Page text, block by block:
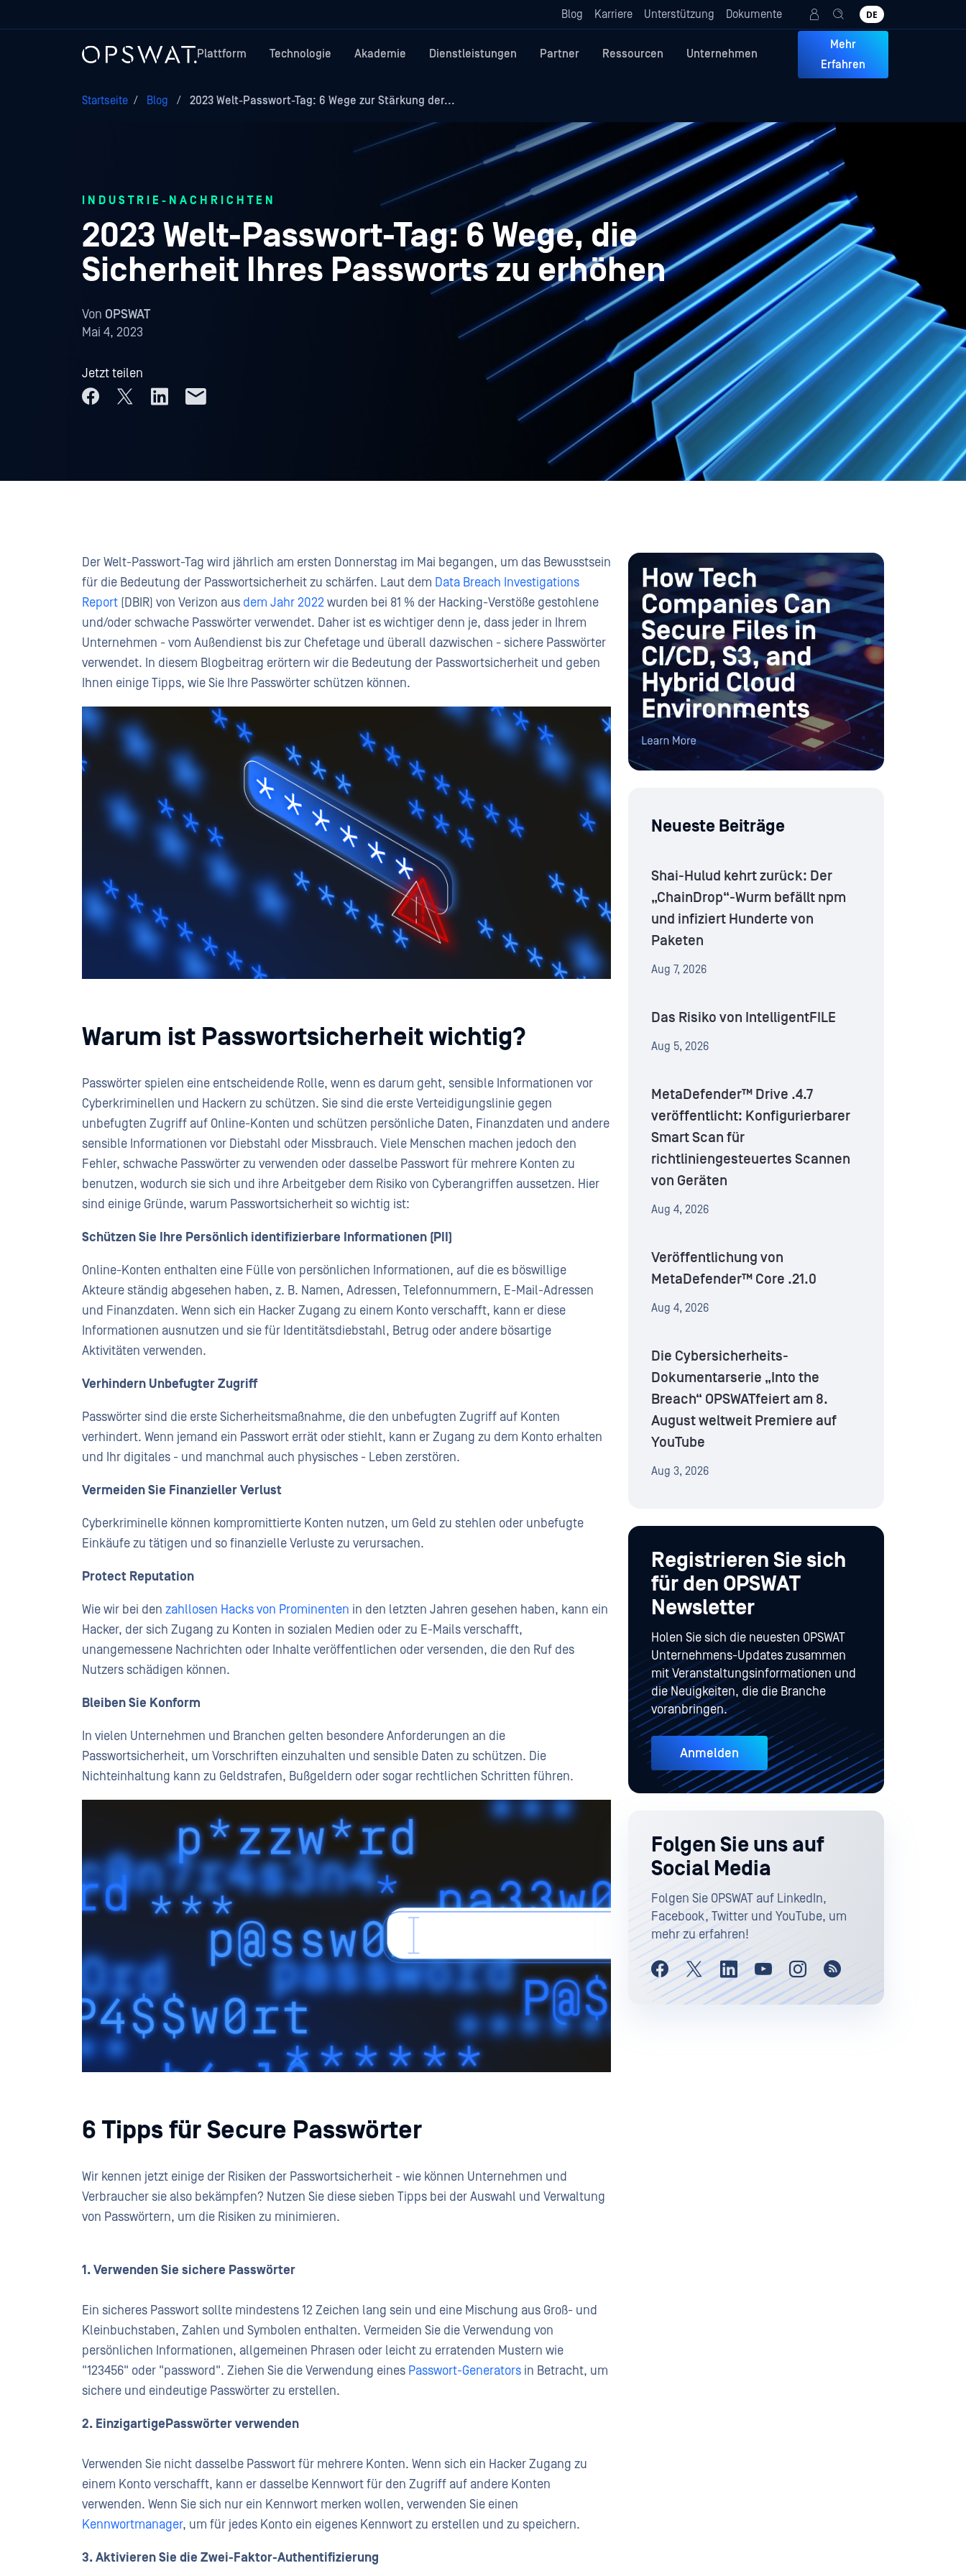
Blog Karriere Unterstützung Dokumente DE
Plattform Technologie Akademie Dienstleistungen Partner Ressourcen Unternehmen
Mehr
Erfahren
Startseite / Blog / 2023 Welt-Passwort-Tag: 6 Wege zur Stärkung der...
INDUSTRIE-NACHRICHTEN
2023 Welt-Passwort-Tag: 6 Wege, die
Sicherheit Ihres Passworts zu erhöhen
Von OPSWAT
Mai 4, 2023
Jetzt teilen
Der Welt-Passwort-Tag wird jährlich am ersten Donnerstag im Mai begangen, um das Bewusstsein
für die Bedeutung der Passwortsicherheit zu schärfen. Laut dem Data Breach Investigations
Report (DBIR) von Verizon aus dem Jahr 2022wurden bei 81 % der Hacking-Verstöße gestohlene
und/oder schwache Passwörter verwendet. Daher ist es wichtiger denn je, dass jeder in Ihrem
Unternehmen - vom Außendienst bis zur Chefetage und überall dazwischen - sichere Passwörter
verwendet. In diesem Blogbeitrag erörtern wir die Bedeutung der Passwortsicherheit und geben
Ihnen einige Tipps, wie Sie Ihre Passwörter schützen können.
Warum ist Passwortsicherheit wichtig?
Passwörter spielen eine entscheidende Rolle, wenn es darum geht, sensible Informationen vor
Cyberkriminellen und Hackern zu schützen. Sie sind die erste Verteidigungslinie gegen
unbefugten Zugriff auf Online-Konten und schützen persönliche Daten, Finanzdaten und andere
sensible Informationen vor Diebstahl oder Missbrauch. Viele Menschen machen jedoch den
Fehler, schwache Passwörter zu verwenden oder dasselbe Passwort für mehrere Konten zu
benutzen, wodurch sie sich und ihre Arbeitgeber dem Risiko von Cyberangriffen aussetzen. Hier
sind einige Gründe, warum Passwortsicherheit so wichtig ist:
Schützen Sie Ihre Persönlich identifizierbare Informationen (PII)
Online-Konten enthalten eine Fülle von persönlichen Informationen, auf die es böswillige
Akteure ständig abgesehen haben, z. B. Namen, Adressen, Telefonnummern, E-Mail-Adressen
und Finanzdaten. Wenn sich ein Hacker Zugang zu einem Konto verschafft, kann er diese
Informationen ausnutzen und sie für Identitätsdiebstahl, Betrug oder andere bösartige
Aktivitäten verwenden.
Verhindern Unbefugter Zugriff
Passwörter sind die erste Sicherheitsmaßnahme, die den unbefugten Zugriff auf Konten
verhindert. Wenn jemand ein Passwort errät oder stiehlt, kann er Zugang zu dem Konto erhalten
und Ihr digitales - und manchmal auch physisches - Leben zerstören.
Vermeiden Sie Finanzieller Verlust
Cyberkriminelle können kompromittierte Konten nutzen, um Geld zu stehlen oder unbefugte
Einkäufe zu tätigen und so finanzielle Verluste zu verursachen.
Protect Reputation
Wie wir bei den zahllosen Hacks von Prominenten in den letzten Jahren gesehen haben, kann ein
Hacker, der sich Zugang zu Konten in sozialen Medien oder zu E-Mails verschafft,
unangemessene Nachrichten oder Inhalte veröffentlichen oder versenden, die den Ruf des
Nutzers schädigen können.
Bleiben Sie Konform
In vielen Unternehmen und Branchen gelten besondere Anforderungen an die
Passwortsicherheit, um Vorschriften einzuhalten und sensible Daten zu schützen. Die
Nichteinhaltung kann zu Geldstrafen, Bußgeldern oder sogar rechtlichen Schritten führen.
6 Tipps für Secure Passwörter
Wir kennen jetzt einige der Risiken der Passwortsicherheit - wie können Unternehmen und
Verbraucher sie also bekämpfen? Nutzen Sie diese sieben Tipps bei der Auswahl und Verwaltung
von Passwörtern, um die Risiken zu minimieren.
1. Verwenden Sie sichere Passwörter
Ein sicheres Passwort sollte mindestens 12 Zeichen lang sein und eine Mischung aus Groß- und
Kleinbuchstaben, Zahlen und Symbolen enthalten. Vermeiden Sie die Verwendung von
persönlichen Informationen, allgemeinen Phrasen oder leicht zu erratenden Mustern wie
"123456" oder "password". Ziehen Sie die Verwendung eines Passwort-Generators in Betracht, um
sichere und eindeutige Passwörter zu erstellen.
2. EinzigartigePasswörterverwenden
Verwenden Sie nicht dasselbe Passwort für mehrere Konten. Wenn sich ein Hacker Zugang zu
einem Konto verschafft, kann er dasselbe Kennwort für den Zugriff auf andere Konten
verwenden. Wenn Sie sich nur ein Kennwort merken wollen, verwenden Sie einen
Kennwortmanager, um für jedes Konto ein eigenes Kennwort zu erstellen und zu speichern.
3. Aktivieren Sie die Zwei-Faktor-Authentifizierung
Neueste Beiträge
Shai-Hulud kehrt zurück: Der
„ChainDrop“-Wurm befällt npm
und infiziert Hunderte von
Paketen
Aug 7, 2026
Das Risiko von IntelligentFILE
Aug 5, 2026
MetaDefender™ Drive .4.7
veröffentlicht: Konfigurierbarer
Smart Scan für
richtliniengesteuertes Scannen
von Geräten
Aug 4, 2026
Veröffentlichung von
MetaDefender™ Core .21.0
Aug 4, 2026
Die Cybersicherheits-
Dokumentarserie „Into the
Breach“ OPSWATfeiert am 8.
August weltweit Premiere auf
YouTube
Aug 3, 2026
Registrieren Sie sich
für den OPSWAT
Newsletter
Holen Sie sich die neuesten OPSWAT
Unternehmens-Updates zusammen
mit Veranstaltungsinformationen und
die Neuigkeiten, die die Branche
voranbringen.
Anmelden
Folgen Sie uns auf
Social Media
Folgen Sie OPSWAT auf LinkedIn,
Facebook, Twitter und YouTube, um
mehr zu erfahren!